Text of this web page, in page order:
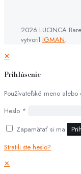
2026 LUCINCA
vytvoril IGMAN.
✕
Prihlásenie
Používateľské meno alebo
Heslo *
Zapamätať si ma
Stratili ste heslo?
✕